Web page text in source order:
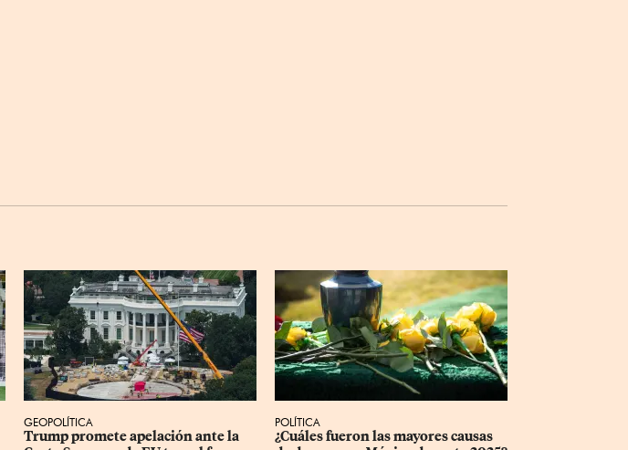
GEOPOLÍTICA
Trump promete apelación ante la
POLÍTICA
¿Cuáles fueron las mayores causas